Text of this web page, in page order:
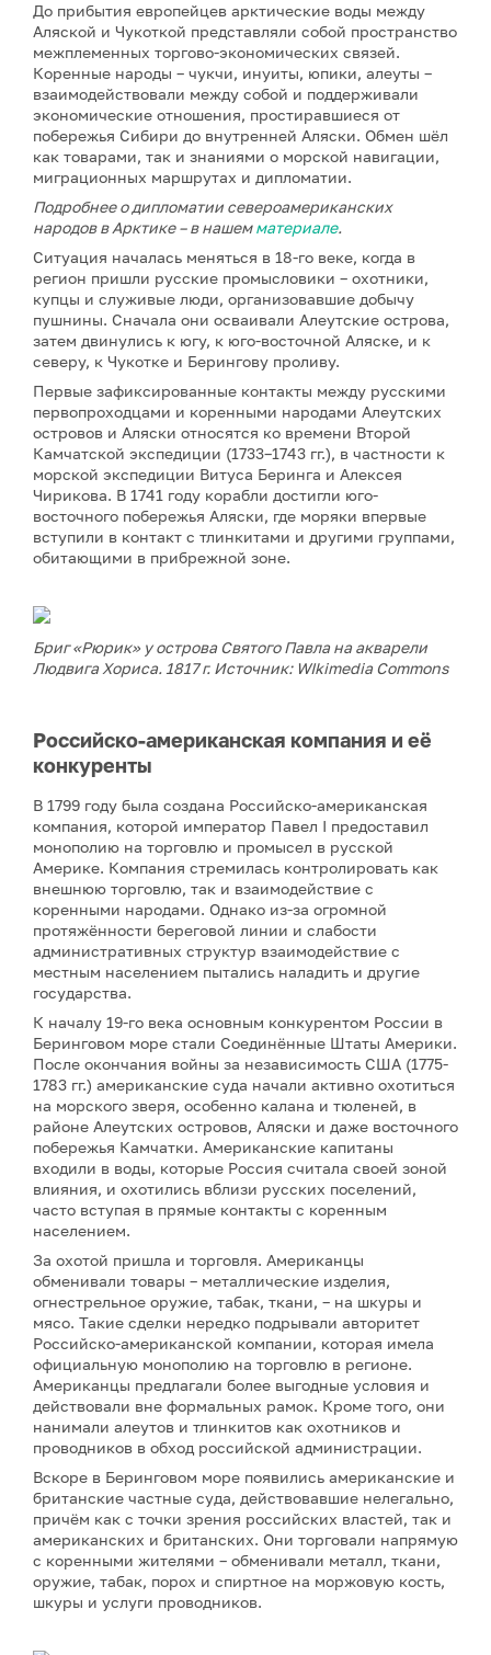
До прибытия европейцев арктические воды между
Аляской и Чукоткой представляли собой пространство
межплеменных торгово-экономических связей.
Коренные народы – чукчи, инуиты, юпики, алеуты –
взаимодействовали между собой и поддерживали
экономические отношения, простиравшиеся от
побережья Сибири до внутренней Аляски. Обмен шёл
как товарами, так и знаниями о морской навигации,
миграционных маршрутах и дипломатии.
Подробнее о дипломатии североамериканских
народов в Арктике – в нашемматериале.
Ситуация началась меняться в 18-го веке, когда в
регион пришли русские промысловики – охотники,
купцы и служивые люди, организовавшие добычу
пушнины. Сначала они осваивали Алеутские острова,
затем двинулись к югу, к юго-восточной Аляске, и к
северу, к Чукотке и Берингову проливу.
Первые зафиксированные контакты между русскими
первопроходцами и коренными народами Алеутских
островов и Аляски относятся ко времени Второй
Камчатской экспедиции (1733–1743 гг.), в частности к
морской экспедиции Витуса Беринга и Алексея
Чирикова. В 1741 году корабли достигли юго-
восточного побережья Аляски, где моряки впервые
вступили в контакт с тлинкитами и другими группами,
обитающими в прибрежной зоне.
Бриг «Рюрик» у острова Святого Павла на акварели
Людвига Хориса. 1817 г. Источник: WIkimedia Commons
Российско-американская компания и её
конкуренты
В 1799 году была создана Российско-американская
компания, которой император Павел I предоставил
монополию на торговлю и промысел в русской
Америке. Компания стремилась контролировать как
внешнюю торговлю, так и взаимодействие с
коренными народами. Однако из-за огромной
протяжённости береговой линии и слабости
административных структур взаимодействие с
местным населением пытались наладить и другие
государства.
К началу 19-го века основным конкурентом России в
Беринговом море стали Соединённые Штаты Америки.
После окончания войны за независимость США (1775-
1783 гг.) американские суда начали активно охотиться
на морского зверя, особенно калана и тюленей, в
районе Алеутских островов, Аляски и даже восточного
побережья Камчатки. Американские капитаны
входили в воды, которые Россия считала своей зоной
влияния, и охотились вблизи русских поселений,
часто вступая в прямые контакты с коренным
населением.
За охотой пришла и торговля. Американцы
обменивали товары – металлические изделия,
огнестрельное оружие, табак, ткани, – на шкуры и
мясо. Такие сделки нередко подрывали авторитет
Российско-американской компании, которая имела
официальную монополию на торговлю в регионе.
Американцы предлагали более выгодные условия и
действовали вне формальных рамок. Кроме того, они
нанимали алеутов и тлинкитов как охотников и
проводников в обход российской администрации.
Вскоре в Беринговом море появились американские и
британские частные суда, действовавшие нелегально,
причём как с точки зрения российских властей, так и
американских и британских. Они торговали напрямую
с коренными жителями – обменивали металл, ткани,
оружие, табак, порох и спиртное на моржовую кость,
шкуры и услуги проводников.